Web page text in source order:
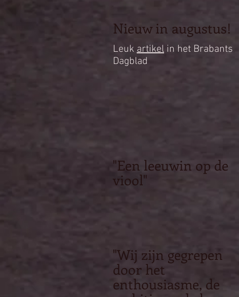
"Een leeuwin op de
viool"
"Wij zijn gegrepen
door het
enthousiasme, de
Nieuw in augustus!
Leuk artikel in het Brabants
Dagblad